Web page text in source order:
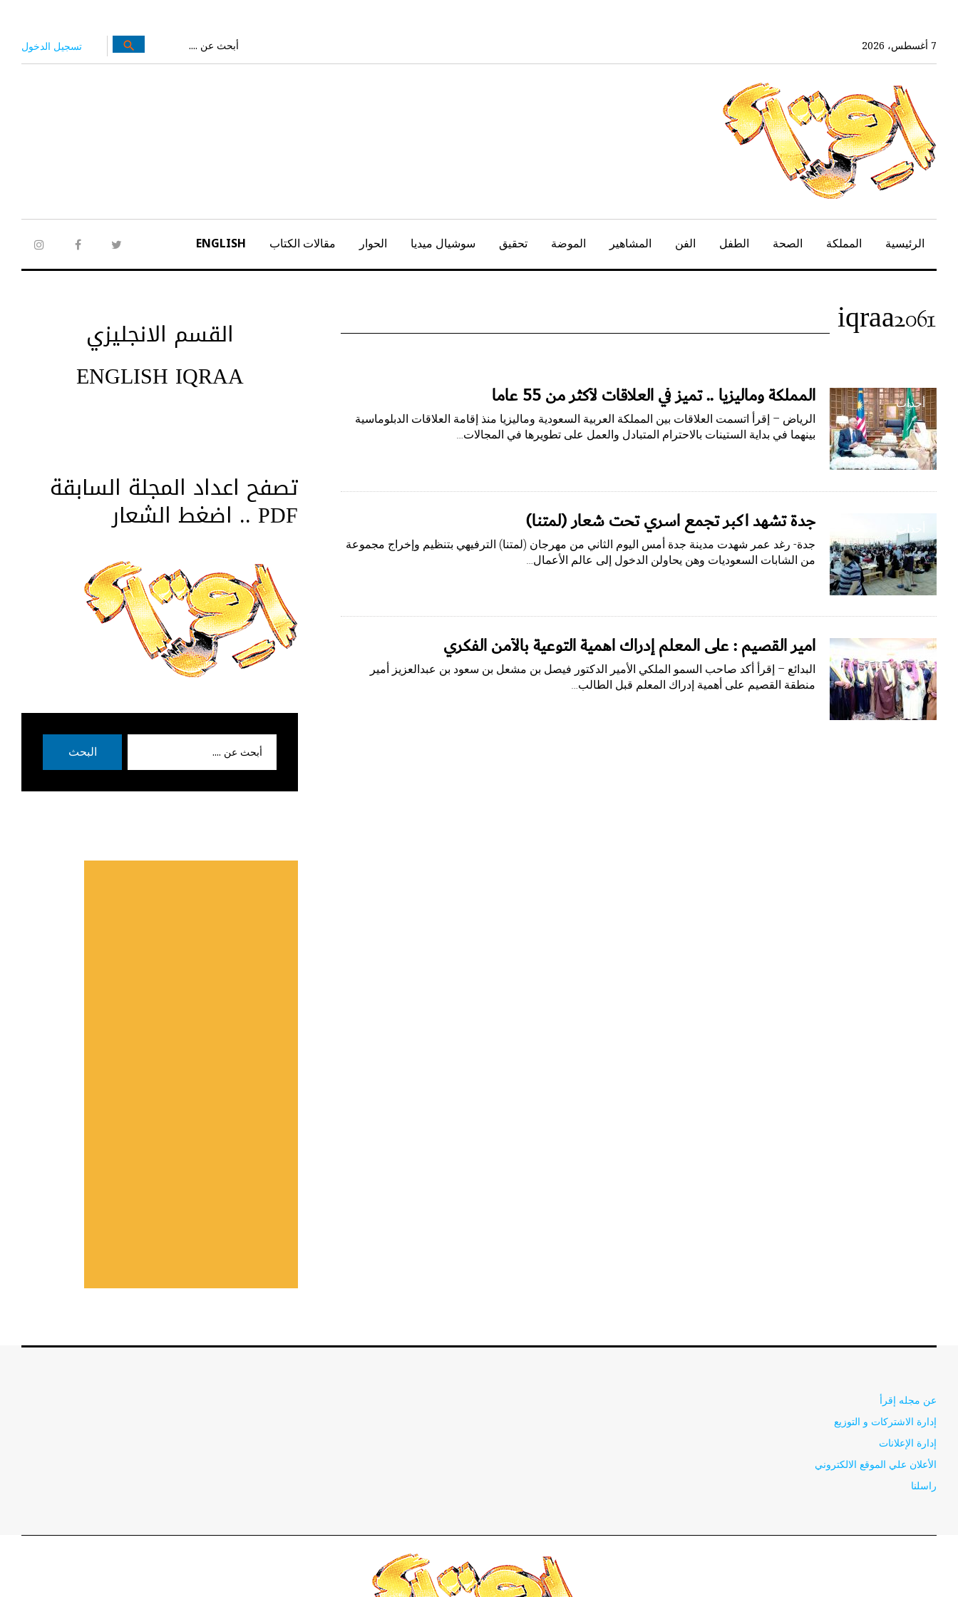
المحتوى
الرئيسي
7 أغسطس، 2026 تسجيل الدخول
عن:
search
twitter
facebook
الرئيسية المملكة الصحة الطفل الفن المشاهير الموضة تحقيق سوشيال ميديا الحوار مقالات الكتاب ENGLISH
الوسم:
iqraa2061
أحداث المملكة وماليزيا .. تميز في العلاقات لأكثر من 55 عاما
الرياض – إقرأ اتسمت العلاقات بين المملكة العربية السعودية وماليزيا منذ إقامة العلاقات الدبلوماسية
بينهما في بداية الستينات بالاحترام المتبادل والعمل على تطويرها في المجالات…
جدة تشهد أكبر تجمع أسري تحت شعار (لمتنا)
جدة- رغد عمر شهدت مدينة جدة أمس اليوم الثاني من مهرجان (لمتنا) الترفيهي بتنظيم وإخراج مجموعة
من الشابات السعوديات وهن يحاولن الدخول إلى عالم الأعمال…
أمير القصيم : على المعلم إدراك أهمية التوعية بالأمن الفكري
البدائع – إقرأ أكد صاحب السمو الملكي الأمير الدكتور فيصل بن مشعل بن سعود بن عبدالعزيز أمير
منطقة القصيم على أهمية إدراك المعلم قبل الطالب…
القسم الانجليزي
ENGLISH IQRAA
تصفح اعداد المجلة السابقة
PDF .. اضغط الشعار
البحث
عن مجله إقرأ
إدارة الاشتركات و التوزيع
إدارة الإعلانات
الأعلان علي الموقع الالكتروني
راسلنا